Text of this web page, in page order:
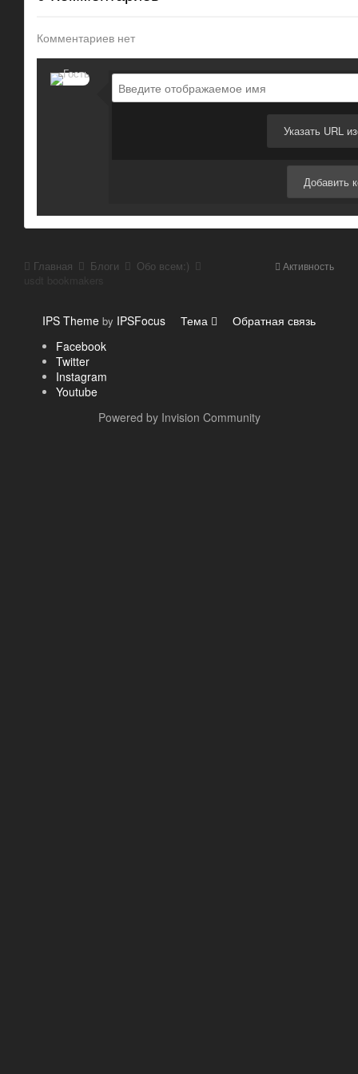
Комментариев нет
Указать URL
Добавить
Активность
Главная Блоги
Обо всем:)
IPS Theme by IPSFocus Тема
Обратная связь
Facebook
Twitter
Instagram
Youtube
Powered by Invision Community